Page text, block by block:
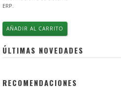
ERP.
AÑADIR AL CARRITO
ÚLTIMAS NOVEDADES
RECOMENDACIONES